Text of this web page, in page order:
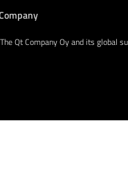
Qt Company Oy and its global